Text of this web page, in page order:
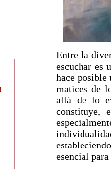
Entre la
escuchar es
hace posible
matices de
allá de lo
constituye,
esencial